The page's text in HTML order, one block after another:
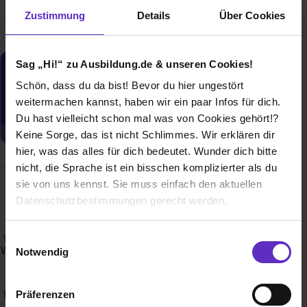
Zustimmung Details Über Cookies
Sag „Hi!“ zu Ausbildung.de & unseren Cookies!
Schön, dass du da bist! Bevor du hier ungestört
weitermachen kannst, haben wir ein paar Infos für dich.
Du hast vielleicht schon mal was von Cookies gehört!?
Keine Sorge, das ist nicht Schlimmes. Wir erklären dir
hier, was das alles für dich bedeutet. Wunder dich bitte
nicht, die Sprache ist ein bisschen komplizierter als du
sie von uns kennst. Sie muss einfach den aktuellen
Datenschutzbestimmungen gerecht werden.
Benutzung der Webseite getroffenen Einstellungen zu
Einwilligungsauswahl
Notwendig
Präferenzen
Du möchtest neue Stellen automatisch
zugeschickt bekommen?
Jetzt aktivieren
Wusstest du schon, dass...
wir großen Wert auf ein gutes Miteinander legen? Dazu
gehören unser jährlicher Betriebsausflug, eine gemeinsame
Weihnachtsfeier sowie besondere Anlässe, die wir gerne mit
kostenloses Wasser zur Verfügung – damit sich alle bei uns